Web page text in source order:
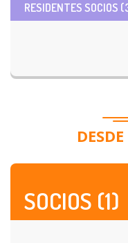
RESIDENTES SOCIOS
SOCIOS (1)